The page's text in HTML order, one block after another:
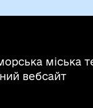
міська
вебсайт